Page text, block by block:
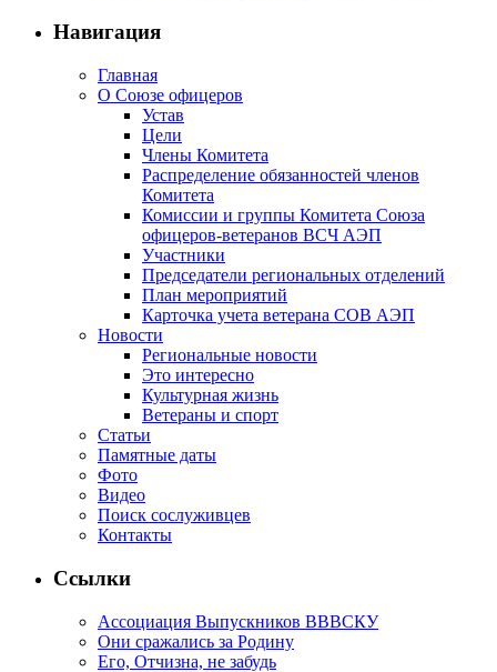
Навигация
Главная
О Союзе офицеров
Устав
Цели
Члены Комитета
Распределение обязанностей членов
Комитета
Комиссии и группы Комитета Союза
офицеров-ветеранов ВСЧ АЭП
Участники
Председатели региональных отделений
План мероприятий
Карточка учета ветерана CОВ АЭП
Новости
Региональные новости
Это интересно
Культурная жизнь
Ветераны и спорт
Статьи
Памятные даты
Фото
Видео
Поиск сослуживцев
Контакты
Ссылки
Ассоциация Выпускников ВВВСКУ
Они сражались за Родину
Его, Отчизна, не забудь